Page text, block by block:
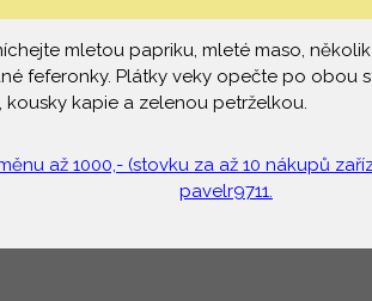
mletou papriku, mleté maso,
feferonky. Plátky veky opečte po
kapie a zelenou petrželkou.
až 1000,- (stovku za až 10 nákupů
pavelr9711.